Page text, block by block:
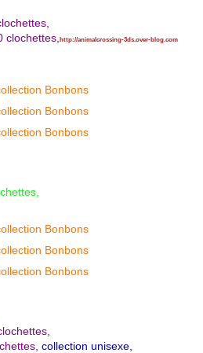
clochettes, http://animalcrossing-3ds.over-blog.com
collection unisexe,